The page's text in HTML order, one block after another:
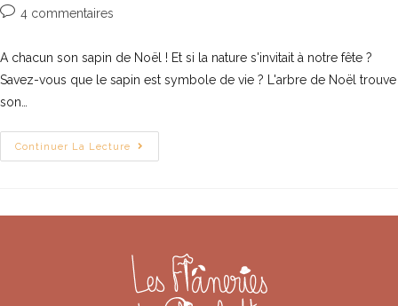
4 commentaires
A chacun son sapin de Noël ! Et si la nature s'invitait à notre fête ?
Savez-vous que le sapin est symbole de vie ? L'arbre de Noël trouve
son…
Continuer La Lecture